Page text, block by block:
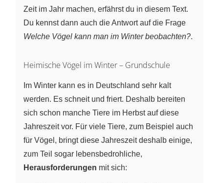
Zeit im Jahr machen, erfährst du in diesem Text.
Du kennst dann auch die Antwort auf die Frage
Welche Vögel kann man im Winter beobachten?.
Heimische Vögel im Winter – Grundschule
Im Winter kann es in Deutschland sehr kalt
werden. Es schneit und friert. Deshalb bereiten
sich schon manche Tiere im Herbst auf diese
Jahreszeit vor. Für viele Tiere, zum Beispiel auch
für Vögel, bringt diese Jahreszeit deshalb einige,
zum Teil sogar lebensbedrohliche,
Herausforderungen mit sich: